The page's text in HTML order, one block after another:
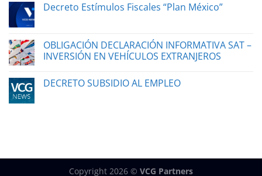
Decreto Estímulos Fiscales “Plan México”
OBLIGACIÓN DECLARACIÓN INFORMATIVA SAT –
INVERSIÓN EN VEHÍCULOS EXTRANJEROS
DECRETO SUBSIDIO AL EMPLEO
Copyright 2026 © VCG Partners